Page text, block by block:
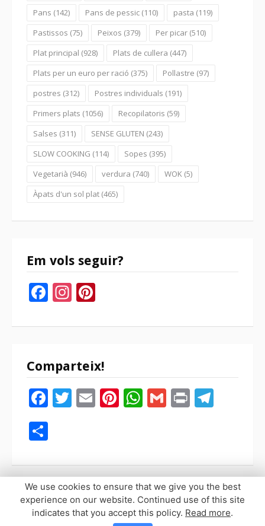
Pans (142) Pans de pessic (110) pasta (119)
Pastissos (75) Peixos (379) Per picar (510)
Plat principal (928) Plats de cullera (447)
Plats per un euro per ració (375) Pollastre (97)
postres (312) Postres individuals (191)
Primers plats (1056) Recopilatoris (59)
Salses (311) SENSE GLUTEN (243)
SLOW COOKING (114) Sopes (395)
Vegetarià (946) verdura (740) WOK (5)
Àpats d'un sol plat (465)
Em vols seguir?
Facebook
Instagram
Comparteix!
Facebook
Twitter
EmailPinterest
WhatsApp
Gmail
Print
Copyright © 2026 Sopaypilla. Todos los derechos reservados.
We use cookies to ensure that we give you the best
experience on our website. Continued use of this site
indicates that you accept this policy. Read more.